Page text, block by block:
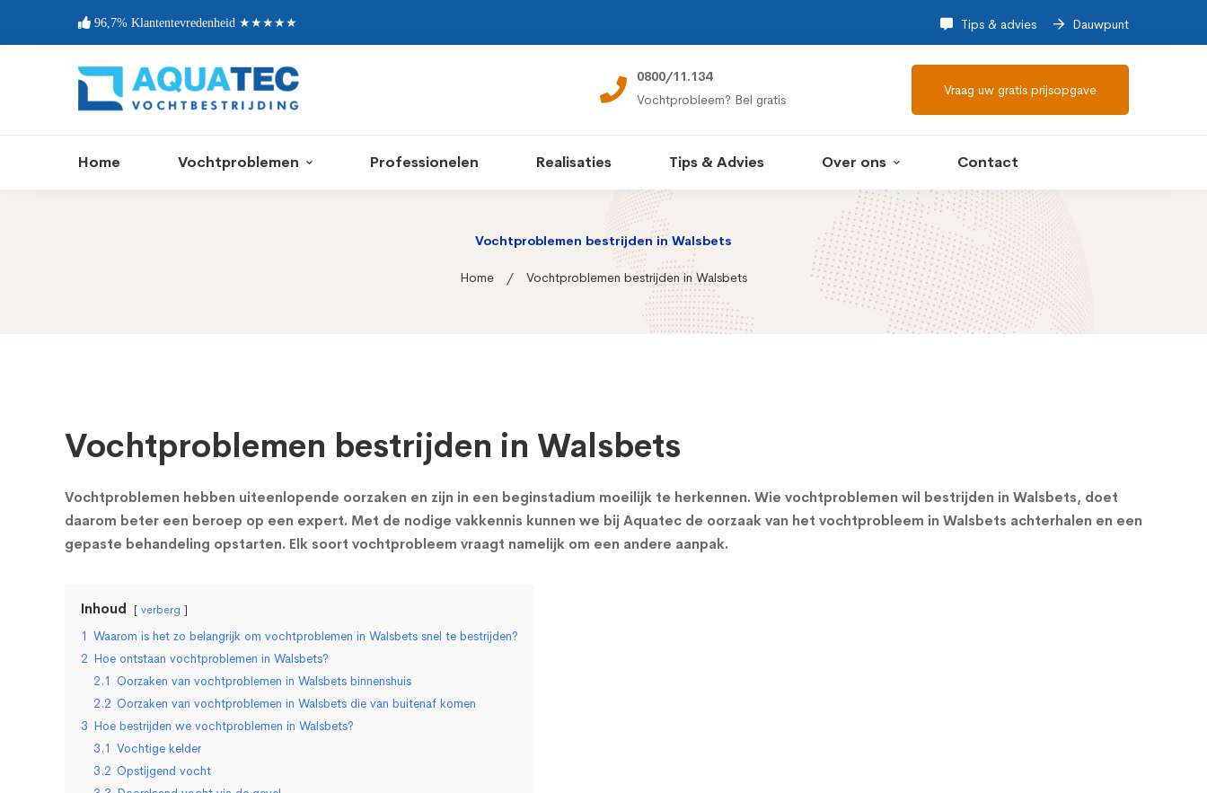
96,7% Klantentevredenheid ★★★★★ Tips & advies Dauwpunt
0800/11.134
Vochtprobleem? Bel gratis
Vraag uw gratis prijsopgave
Home Vochtproblemen Professionelen Realisaties Tips & Advies Over ons Contact
Vochtproblemen bestrijden in Walsbets
Home Vochtproblemen bestrijden in Walsbets
Vochtproblemen bestrijden in Walsbets
Vochtproblemen hebben uiteenlopende oorzaken en zijn in een beginstadium moeilijk te herkennen. Wie vochtproblemen wil bestrijden in Walsbets, doet
daarom beter een beroep op een expert. Met de nodige vakkennis kunnen we bij Aquatec de oorzaak van het vochtprobleem in Walsbets achterhalen en een
gepaste behandeling opstarten. Elk soort vochtprobleem vraagt namelijk om een andere aanpak.
Inhoud verberg
1 Waarom is het zo belangrijk om vochtproblemen in Walsbets snel te bestrijden?
2 Hoe ontstaan vochtproblemen in Walsbets?
2.1 Oorzaken van vochtproblemen in Walsbets binnenshuis
2.2 Oorzaken van vochtproblemen in Walsbets die van buitenaf komen
3 Hoe bestrijden we vochtproblemen in Walsbets?
3.1 Vochtige kelder
3.2 Opstijgend vocht